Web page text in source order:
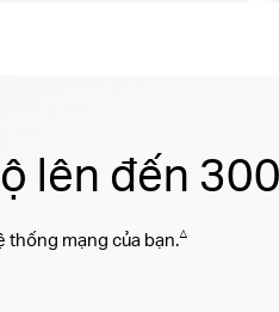
lên đến
thống mạng của bạn.△